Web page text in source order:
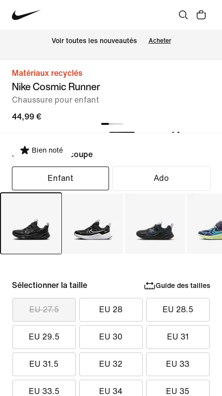
Voir toutes les nouveautés Acheter
Matériaux recyclés
Nike Cosmic Runner
Chaussure pour enfant
44,99 €
Bien noté
Sélectionner la coupe
Enfant Ado
Sélectionner la taille Guide des tailles
EU 27.5 EU 28 EU 28.5
EU 29.5 EU 30 EU 31
EU 31.5 EU 32 EU 33
EU 33.5 EU 34 EU 35